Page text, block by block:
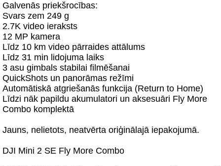
Galvenās priekšrocības:
Svars zem 249 g
2.7K video ieraksts
12 MP kamera
Līdz 10 km video pārraides attālums
Līdz 31 min lidojuma laiks
3 asu gimbals stabilai filmēšanai
QuickShots un panorāmas režīmi
Automātiskā atgriešanās funkcija (Return to Home)
Līdzi nāk papildu akumulatori un aksesuāri Fly More
Combo komplektā
Jauns, nelietots, neatvērta oriģinālajā iepakojumā.
DJI Mini 2 SE Fly More Combo